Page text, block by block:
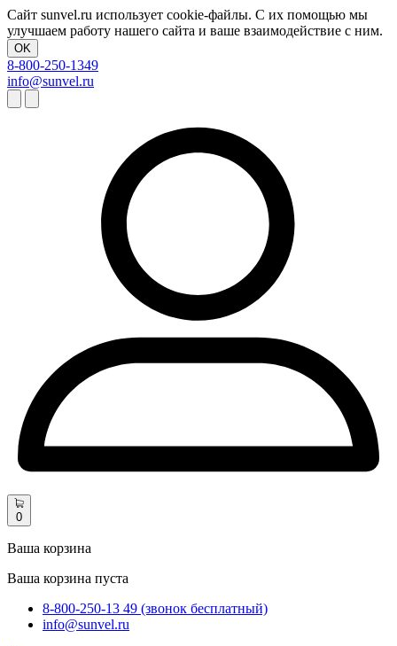
Сайт sunvel.ru использует cookie-файлы. С их помощью мы
улучшаем работу нашего сайта и ваше взаимодействие с ним.
OK
8-800-250-1349
info@sunvel.ru
0
Ваша корзина
Ваша корзина пуста
8-800-250-13 49 (звонок бесплатный)
info@sunvel.ru